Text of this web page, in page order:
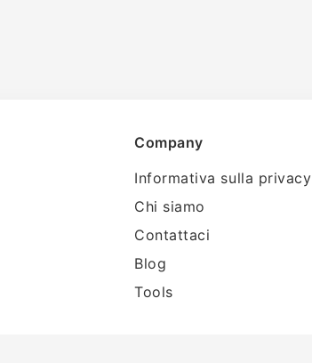
Company
Informativa sulla privacy
Chi siamo
Contattaci
Blog
Tools